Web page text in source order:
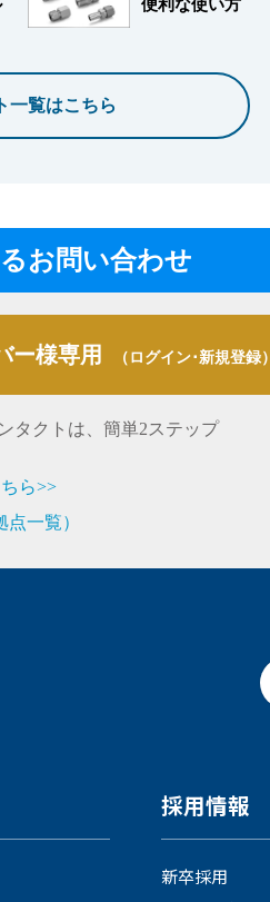
便利な使い方
一覧はこちら
お問い合わせ
ー様専用 （ログイン･新規登録）
タクトは、簡単2ステップ
ら>>
一覧）
採用情報
新卒採用